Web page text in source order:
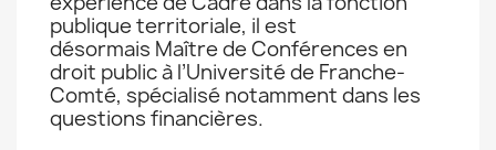
publique territoriale, il est
désormais Maître de Conférences en
droit public à l’Université de Franche-
Comté, spécialisé notamment dans les
questions financières.